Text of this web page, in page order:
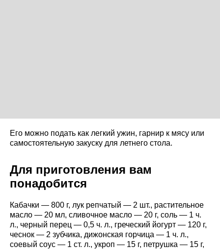
Его можно подать как легкий ужин, гарнир к мясу или
самостоятельную закуску для летнего стола.
Для приготовления вам
понадобится
Кабачки — 800 г, лук репчатый — 2 шт., растительное
масло — 20 мл, сливочное масло — 20 г, соль — 1 ч.
л., черный перец — 0,5 ч. л., греческий йогурт — 120 г,
чеснок — 2 зубчика, дижонская горчица — 1 ч. л.,
соевый соус — 1 ст. л., укроп — 15 г, петрушка — 15 г,